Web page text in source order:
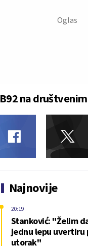
B92 na
Najnovije
Stanković: "Želim
jednu lepu uvertiru
utorak"
20:19